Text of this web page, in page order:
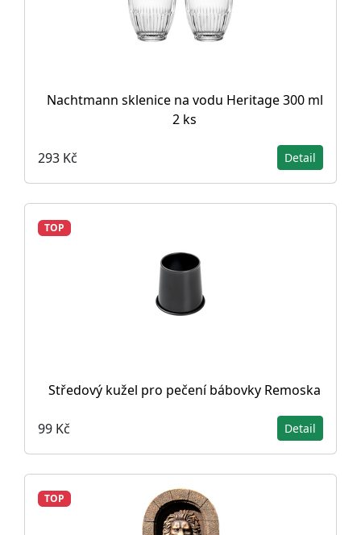
Nachtmann sklenice na vodu Heritage 300 ml
2 ks
293 Kč Detail
TOP
Středový kužel pro pečení bábovky Remoska
99 Kč Detail
TOP